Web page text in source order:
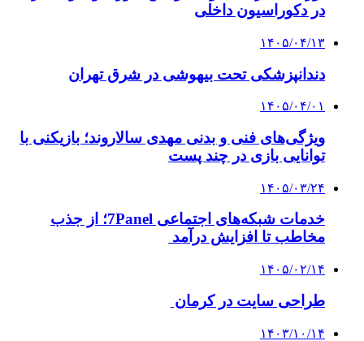
در دکوراسیون داخلی
۱۴۰۵/۰۴/۱۳
دندانپزشکی تحت بیهوشی در شرق تهران
۱۴۰۵/۰۴/۰۱
ویژگی‌های فنی و بدنی مهدی سالاروند؛ بازیکنی با
توانایی بازی در چند پست
۱۴۰۵/۰۳/۲۴
خدمات شبکه‌های اجتماعی 7Panel؛ از جذب
مخاطب تا افزایش درآمد
۱۴۰۵/۰۲/۱۴
طراحی سایت در کرمان
۱۴۰۳/۱۰/۱۴